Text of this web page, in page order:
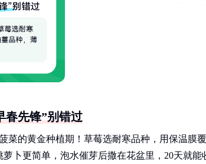
春先锋”别错过
菜的黄金种植期！草莓选耐寒品种，用保温膜
卜更简单，泡水催芽后撒在花盆里，20天就